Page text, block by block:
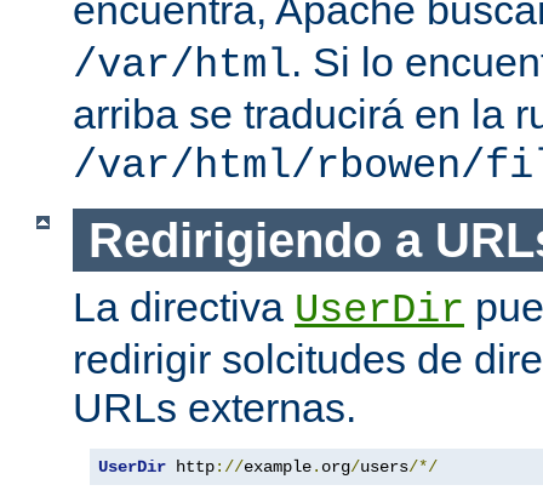
encuentra, Apache
/var/html. Si lo
arriba se traducirá en la
/var/html/rbowen/
Redirigiendo a
La directiva UserDir
redirigir solcitudes de
URLs externas.
UserDir http://example. org/users/*/